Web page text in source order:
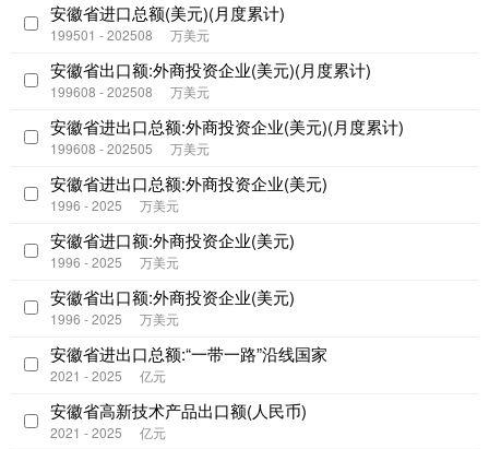
安徽省进口总额(美元)(月度累计)
199501 - 202508 万美元
安徽省出口额:外商投资企业(美元)(月度累计)
199608 - 202508 万美元
安徽省进出口总额:外商投资企业(美元)(月度累计)
199608 - 202505 万美元
安徽省进出口总额:外商投资企业(美元)
1996 - 2025 万美元
安徽省进口额:外商投资企业(美元)
1996 - 2025 万美元
安徽省出口额:外商投资企业(美元)
1996 - 2025 万美元
安徽省进出口总额:“一带一路”沿线国家
2021 - 2025 亿元
安徽省高新技术产品出口额(人民币)
2021 - 2025 亿元